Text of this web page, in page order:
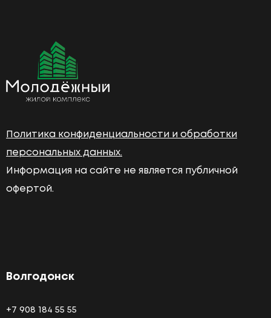
Политика конфиденциальности и обработки
персональных данных.
Информация на сайте не является публичной
офертой.
Волгодонск
+7 908 184 55 55